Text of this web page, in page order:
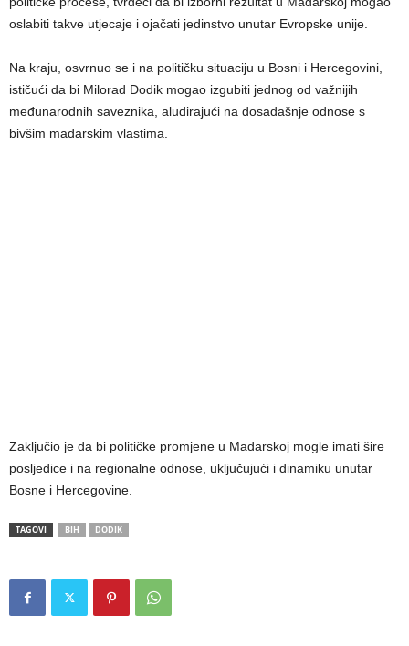
oslabiti takve utjecaje i ojačati jedinstvo unutar Evropske unije.
Na kraju, osvrnuo se i na političku situaciju u Bosni i Hercegovini,
ističući da bi Milorad Dodik mogao izgubiti jednog od važnijih
međunarodnih saveznika, aludirajući na dosadašnje odnose s
bivšim mađarskim vlastima.
Zaključio je da bi političke promjene u Mađarskoj mogle imati šire
posljedice i na regionalne odnose, uključujući i dinamiku unutar
Bosne i Hercegovine.
TAGOVI BIH DODIK